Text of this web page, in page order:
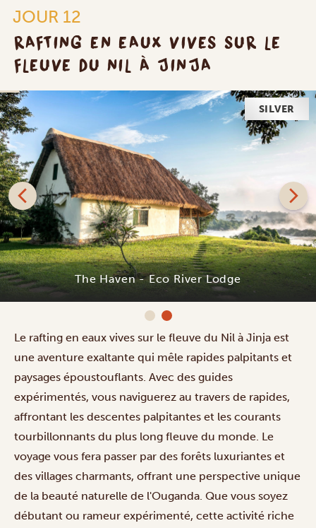
JOUR 12
RAFTING EN EAUX VIVES SUR LE
FLEUVE DU NIL À JINJA
SILVER
The Haven - Eco River Lodge
Le rafting en eaux vives sur le fleuve du Nil à Jinja est
une aventure exaltante qui mêle rapides palpitants et
paysages époustouflants. Avec des guides
expérimentés, vous naviguerez au travers de rapides,
affrontant les descentes palpitantes et les courants
tourbillonnants du plus long fleuve du monde. Le
voyage vous fera passer par des forêts luxuriantes et
des villages charmants, offrant une perspective unique
de la beauté naturelle de l'Ouganda. Que vous soyez
débutant ou rameur expérimenté, cette activité riche